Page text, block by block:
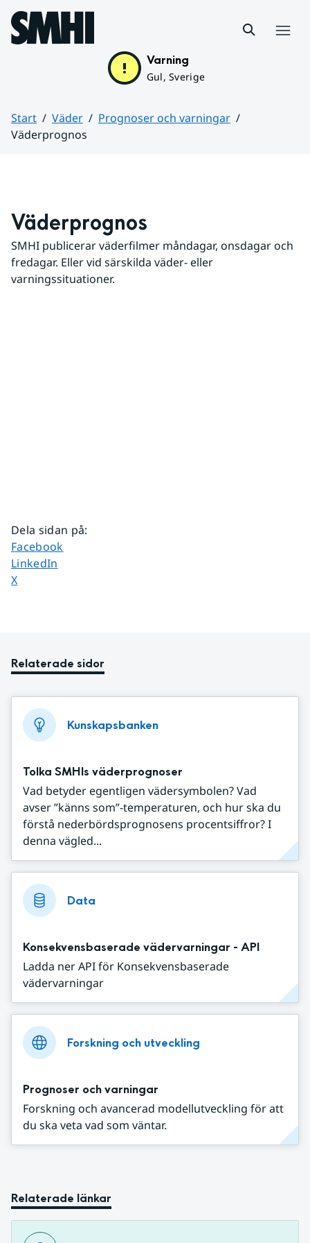
Hoppa till sidans innehåll
Varning
Gul, Sverige
Start Väder
Prognoser och varningar
Väderprognos
Väderprognos
SMHI publicerar väderfilmer måndagar, onsdagar och
fredagar. Eller vid särskilda väder- eller
varningssituationer.
Dela sidan på:
Dela sidan på
Facebook
Dela sidan på
LinkedIn
Dela sidan på
X
Relaterade sidor
Kunskapsbanken
Tolka SMHIs väderprognoser
Vad betyder egentligen vädersymbolen? Vad
avser ”känns som”-temperaturen, och hur ska du
förstå nederbördsprognosens procentsiffror? I
denna vägled...
Data
Konsekvensbaserade vädervarningar - API
Ladda ner API för Konsekvensbaserade
vädervarningar
Forskning och utveckling
Prognoser och varningar
Forskning och avancerad modellutveckling för att
du ska veta vad som väntar.
Relaterade länkar